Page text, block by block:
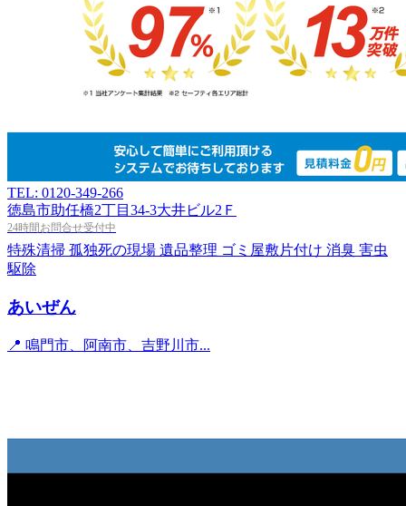
TEL: 0120-349-266
徳島市助任橋2丁目34-3大井ビル2Ｆ
24時間お問合せ受付中
特殊清掃 孤独死の現場 遺品整理 ゴミ屋敷片付け 消臭 害虫
駆除
あいぜん
📍 鳴門市、阿南市、吉野川市...